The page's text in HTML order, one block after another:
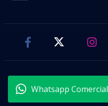
Whatsapp Comercial